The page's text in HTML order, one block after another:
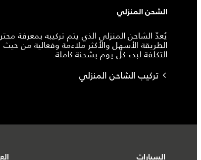
الشحن المنزلي
يُعدّ الشاحن المنزلي الذي يتم تركيبه بمعرفة
الطريقة الأسهل والأكثر ملاءمة وفعالية من حيث
التكلفة لبدء كل يوم بشحنة كاملة.
تركيب الشاحن المنزلي
السيارات